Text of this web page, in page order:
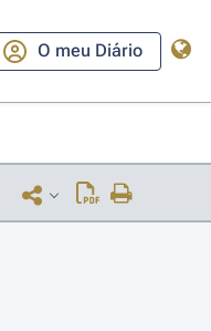
O meu Diário